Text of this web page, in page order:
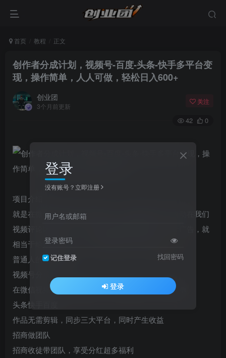
首页 教程 正文
创作者分成计划，视频号-百度-头条-快手多平台变
现，操作简单，人人可做，轻松日入600+
创业团
3个月前更新
关注
42 0
项目介绍：
就是在微信的视频号里发视频，然后视频号官方自动在我们
视频评论区挂广告，有人通过看我视频看到了那个广告，就
相当于给她做了推广，然后视频号官方给我们
普通人的副业平台
视频号分成
在微信视频号上发发视频，即可获取收益，操作简单
头条快手百度
作品无需剪辑，同步三大平台，同时产生收益
招商做团队
招商收徒带团队，享受分红超多福利
登录
没有账号？立即注册
用户名或邮箱
登录密码
记住登录 找回密码
登录